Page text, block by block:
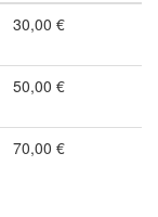
30,00 €
50,00 €
70,00 €